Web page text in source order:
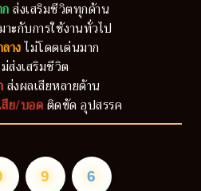
ส่งเสริมชีวิตทุกด้าน
าะกับการใช้งานทั่วไป
างไม่โดดเด่นมาก
ส่งเสริมชีวิต
ส่งผลเสียหลายด้าน
ย/บอดติดขัด อุปสรรค
9 6